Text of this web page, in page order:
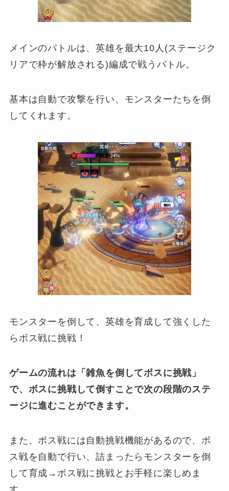
メインのバトルは、英雄を最大10人(ステージク
リアで枠が解放される)編成で戦うバトル。
基本は自動で攻撃を行い、モンスターたちを倒
してくれます。
モンスターを倒して、英雄を育成して強くした
らボス戦に挑戦！
ゲームの流れは「雑魚を倒してボスに挑戦」
で、ボスに挑戦して倒すことで次の段階のステ
ージに進むことができます。
また、ボス戦には自動挑戦機能があるので、ボ
ス戦を自動で行い、詰まったらモンスターを倒
して育成→ボス戦に挑戦とお手軽に楽しめま